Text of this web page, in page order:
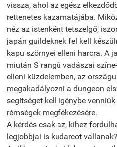
vissza, ahol az egész
rettenetes kazamatájába.
néz az istenként tetszelgő,
japán guildeknek fel kell
kapu szörnyei elleni harcra. A
miután S rangú vadászai
elleni küzdelemben, az
megakadályozni a dungeon
segítséget kell igénybe
rémségek megfékezésére.
A kérdés csak az, kihez
legjobbjai is kudarcot vallanak?